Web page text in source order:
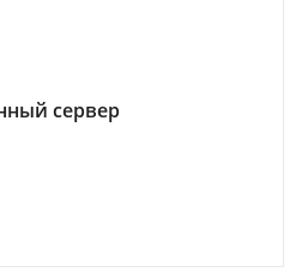
сервер